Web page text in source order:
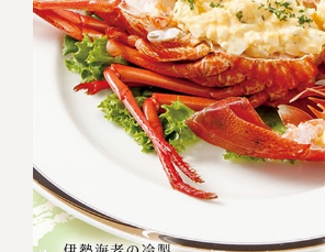
￥5,000～￥9,999
￥10,000～￥14,999
￥15,000～￥19,999